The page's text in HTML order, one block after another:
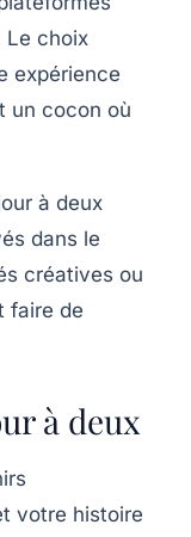
Le choix
expérience
un cocon où
à deux
dans le
créatives ou
faire de
à deux
votre histoire